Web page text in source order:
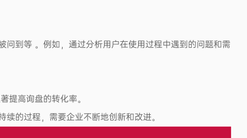
到等 。例如，通过分析用户在使用过程中遇到的问题和需
提高询盘的转化率。
的过程，需要企业不断地创新和改进。